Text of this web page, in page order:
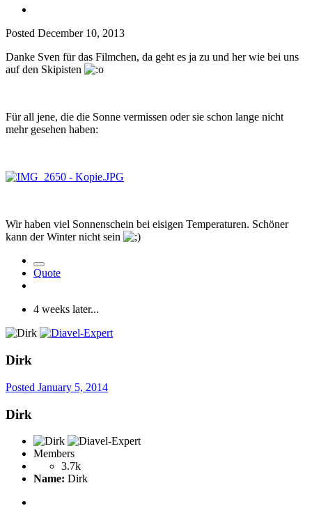
Posted December 10, 2013
Danke Sven für das Filmchen, da geht es ja zu und her wie bei uns
auf den Skipisten
Für all jene, die die Sonne vermissen oder sie schon lange nicht
mehr gesehen haben:
Wir haben viel Sonnenschein bei eisigen Temperaturen. Schöner
kann der Winter nicht sein
Quote
4 weeks later...
Dirk
Posted January 5, 2014
Dirk
Members
3.7k
Name: Dirk